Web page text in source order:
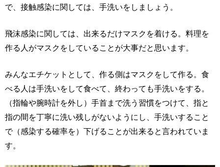
で、接触感染に関しては、手洗いをしましょう。
飛沫感染に関しては、出来るだけマスクを着ける。料理を
作る人がマスクをしていることが大事だと思います。
みんなエチケットとして、作る側はマスクをして作る。食
べる人は手洗いをして食べて、終わっても手洗いをする。
（指輪や腕時計を外し）手首まで洗う習慣をつけて、指と
指の間を丁寧に洗い残しがないようにし、手洗いすること
で（感染する確率を）下げることが出来ると言われていま
す。